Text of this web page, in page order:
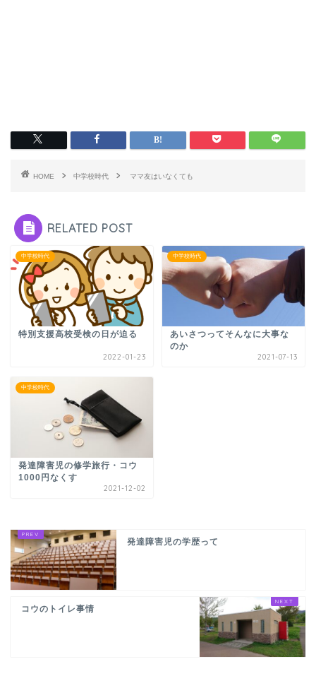
HOME 中学校時代 ママ友はいなくても
RELATED POST
中学校時代
特別支援高校受検の日が迫る
2022-01-23
中学校時代
あいさつってそんなに大事な
のか
2021-07-13
中学校時代
発達障害児の修学旅行・コウ
1000円なくす
2021-12-02
発達障害児の学歴って
コウのトイレ事情